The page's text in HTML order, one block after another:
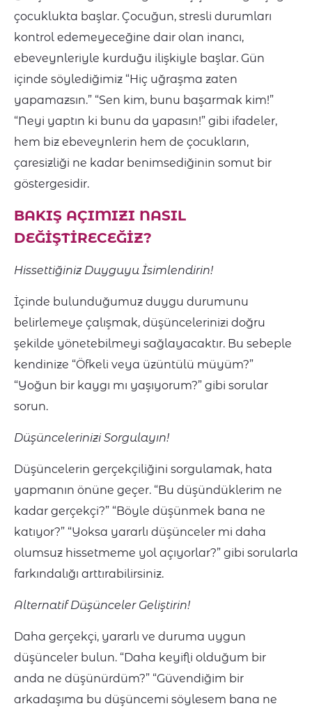
çocuklukta başlar. Çocuğun, stresli durumları
kontrol edemeyeceğine dair olan inancı,
ebeveynleriyle kurduğu ilişkiyle başlar. Gün
içinde söylediğimiz “Hiç uğraşma zaten
yapamazsın.” “Sen kim, bunu başarmak kim!”
“Neyi yaptın ki bunu da yapasın!” gibi ifadeler,
hem biz ebeveynlerin hem de çocukların,
çaresizliği ne kadar benimsediğinin somut bir
göstergesidir.
BAKIŞ AÇIMIZI NASIL
DEĞİŞTİRECEĞİZ?
Hissettiğiniz Duyguyu İsimlendirin!
İçinde bulunduğumuz duygu durumunu
belirlemeye çalışmak, düşüncelerinizi doğru
şekilde yönetebilmeyi sağlayacaktır. Bu sebeple
kendinize “Öfkeli veya üzüntülü müyüm?”
“Yoğun bir kaygı mı yaşıyorum?” gibi sorular
sorun.
Düşüncelerinizi Sorgulayın!
Düşüncelerin gerçekçiliğini sorgulamak, hata
yapmanın önüne geçer. “Bu düşündüklerim ne
kadar gerçekçi?” “Böyle düşünmek bana ne
katıyor?” “Yoksa yararlı düşünceler mi daha
olumsuz hissetmeme yol açıyorlar?” gibi sorularla
farkındalığı arttırabilirsiniz.
Alternatif Düşünceler Geliştirin!
Daha gerçekçi, yararlı ve duruma uygun
düşünceler bulun. “Daha keyifli olduğum bir
anda ne düşünürdüm?” “Güvendiğim bir
arkadaşıma bu düşüncemi söylesem bana ne